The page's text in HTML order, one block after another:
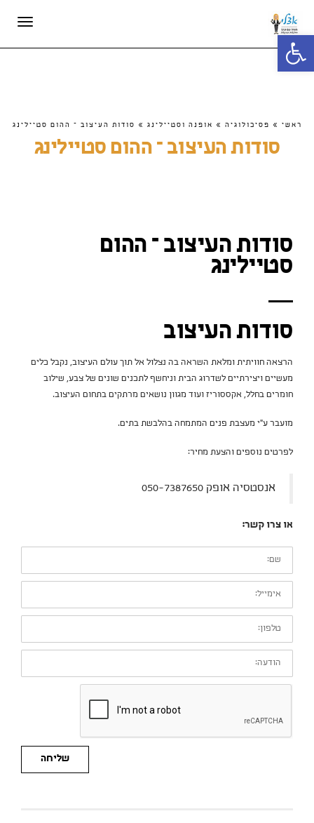
פתח סרגל נגישות
ראשי » פסיכולוגיה » אופנה וסטיילינג » סודות העיצוב – ההום סטיילינג
סודות העיצוב – ההום סטיילינג
סודות העיצוב – ההום
סטיילינג
סודות העיצוב
הרצאה חוויתית ומלאת השראה בה נצלול אל תוך עולם העיצוב, נקבל כלים
מעשיים ויצירתיים לשדרוג הבית וניחשף לתכנים שונים של צבע, שילוב
חומרים בחלל, אקססוריז ועוד מגוון נושאים מרתקים בתחום העיצוב.
מועבר ע"י מעצבת פנים המתמחה בהלבשת בתים.
לפרטים נוספים והצעת מחיר:
אנסטסיה אופק 050-7387650
או צרו קשר:
שם:
אימייל:
טלפון:
הודעה:
שליחה